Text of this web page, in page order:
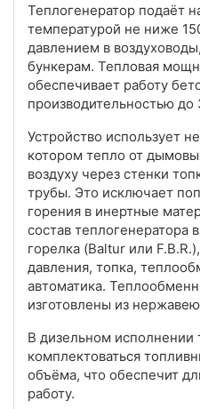
Теплогенератор подаёт
температурой не ниже
давлением в
бункерам. Тепловая
обеспечивает работу
производительностью до
Устройство использует
котором тепло от
воздуху через стенки
трубы. Это исключает
горения в инертные
состав теплогенератора
горелка (Baltur или
давления, топка,
автоматика.
изготовлены из
В дизельном
комплектоваться
объёма, что обеспечит
работу.